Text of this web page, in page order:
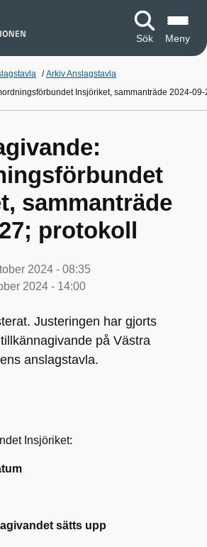
Sök Meny
/Arkiv Anslagstavla
Insjöriket, sammanträde 2024-
sammanträde
protokoll
2024 - 08:35
2024 - 14:00
Justeringen har gjorts
på Västra
anslagstavla.
Insjöriket:
sätts upp